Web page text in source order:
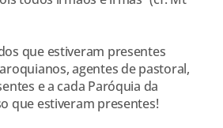
que estiveram presentes
agentes de pastoral,
e a cada Paróquia da
que estiveram presentes!